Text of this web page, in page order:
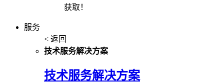
获取！
服务
< 返回
技术服务解决方案
技术服务解决方案